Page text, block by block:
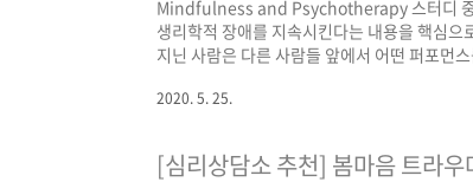
Mindfulness and Psychotherapy 스터디 중
생리학적 장애를 지속시킨다는 내용을 핵심
지닌 사람은 다른 사람들 앞에서 어떤 퍼포먼
다. 가능하다 하더라도 이로 인해 삶이 너무나
2020. 5. 25.
[심리상담소 추천] 봄마음 트라우